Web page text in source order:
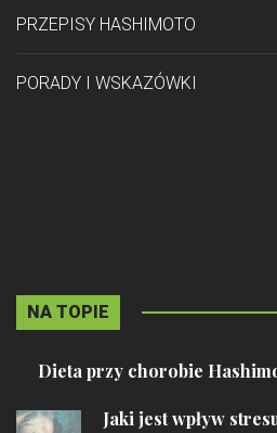
PRZEPISY HASHIMOTO
PORADY I WSKAZÓWKI
NA TOPIE
Dieta przy chorobie
Jaki jest wpływ